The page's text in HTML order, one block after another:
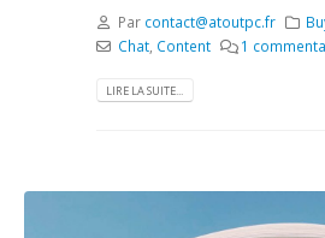
Par contact@atoutpc.fr
Chat, Content 1
LIRE LA SUITE...